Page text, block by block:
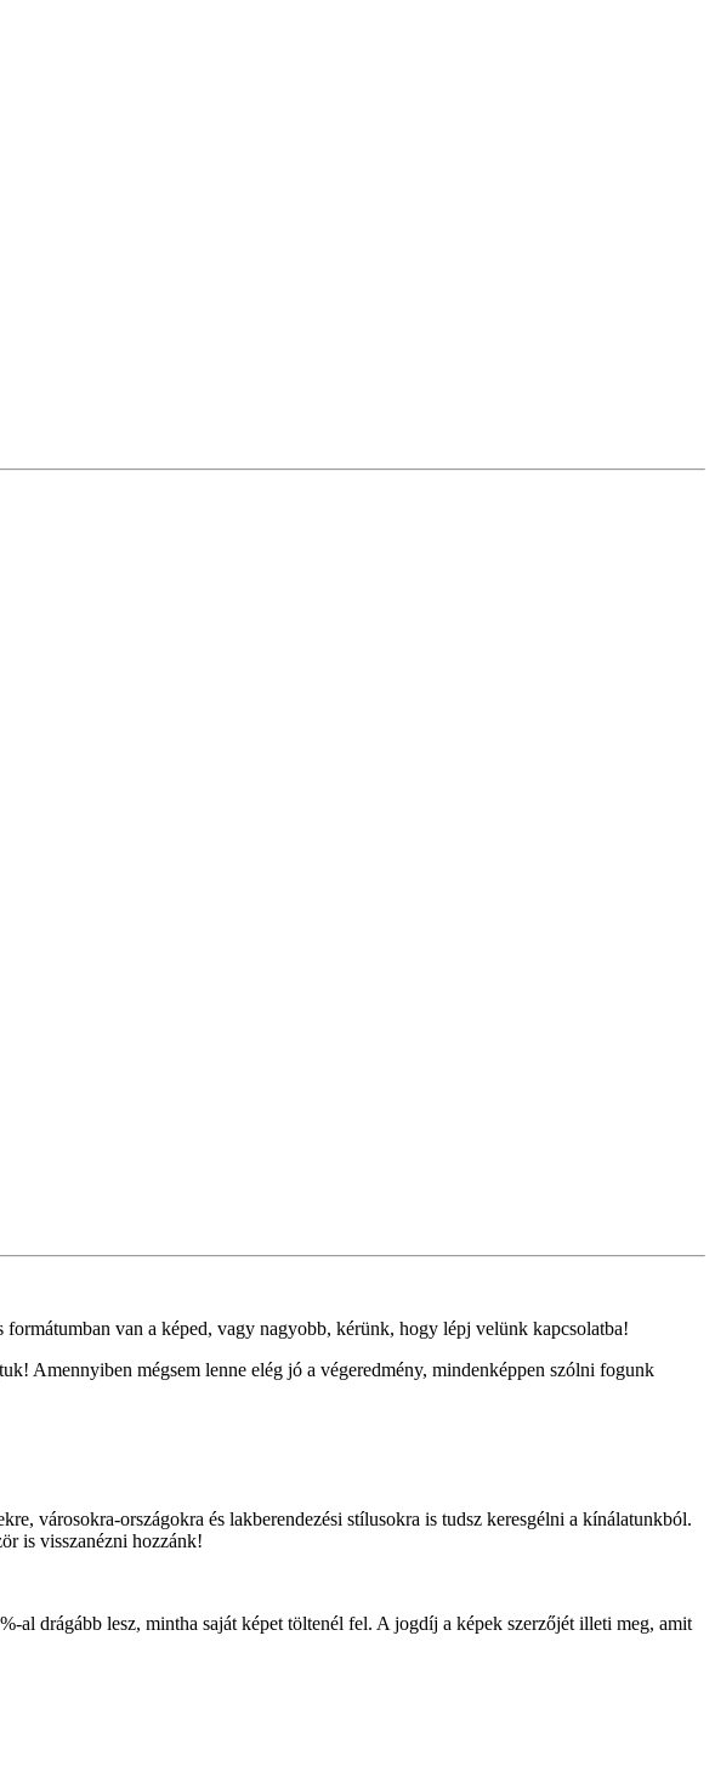
van a képed, vagy nagyobb, kérünk, hogy lépj velünk kapcsolatba!
Amennyiben mégsem lenne elég jó a végeredmény, mindenképpen szólni fogunk
városokra-országokra és lakberendezési stílusokra is tudsz keresgélni a kínálatunkból.
is visszanézni hozzánk!
al drágább lesz, mintha saját képet töltenél fel. A jogdíj a képek szerzőjét illeti meg, amit